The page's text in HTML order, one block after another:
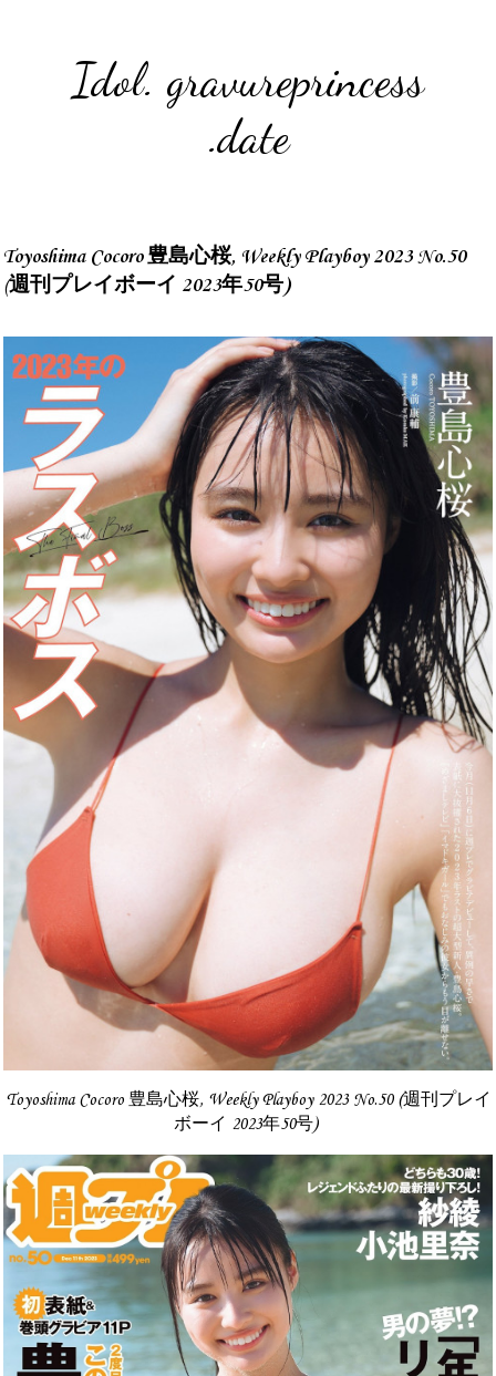
Idol. gravureprincess
.date
Toyoshima Cocoro 豊島心桜, Weekly Playboy 2023 No.50
(週刊プレイボーイ 2023年50号)
Toyoshima Cocoro 豊島心桜, Weekly Playboy 2023 No.50 (週刊プレイ
ボーイ 2023年50号)